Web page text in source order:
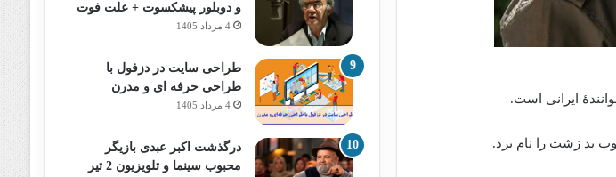
بد زشت را نام برد.
و دوبلور پیشکسوت + علت فوت
4 مرداد 1405
طراحی سایت در دزفول با
طراحی حرفه‌ ای و مدرن
4 مرداد 1405
درگذشت اکبر عبدی بازیگر
محبوب سینما و تلویزیون 2 تیر